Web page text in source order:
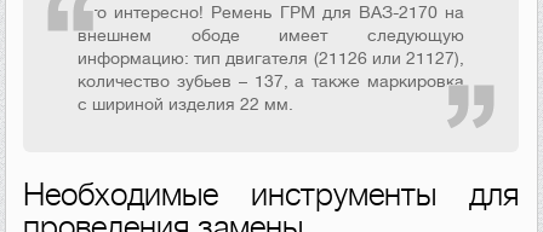
Это интересно! Ремень ГРМ для ВАЗ-2170 на
внешнем ободе имеет следующую
информацию: тип двигателя (21126 или 21127),
количество зубьев – 137, а также маркировка
с шириной изделия 22 мм.
Необходимые инструменты для